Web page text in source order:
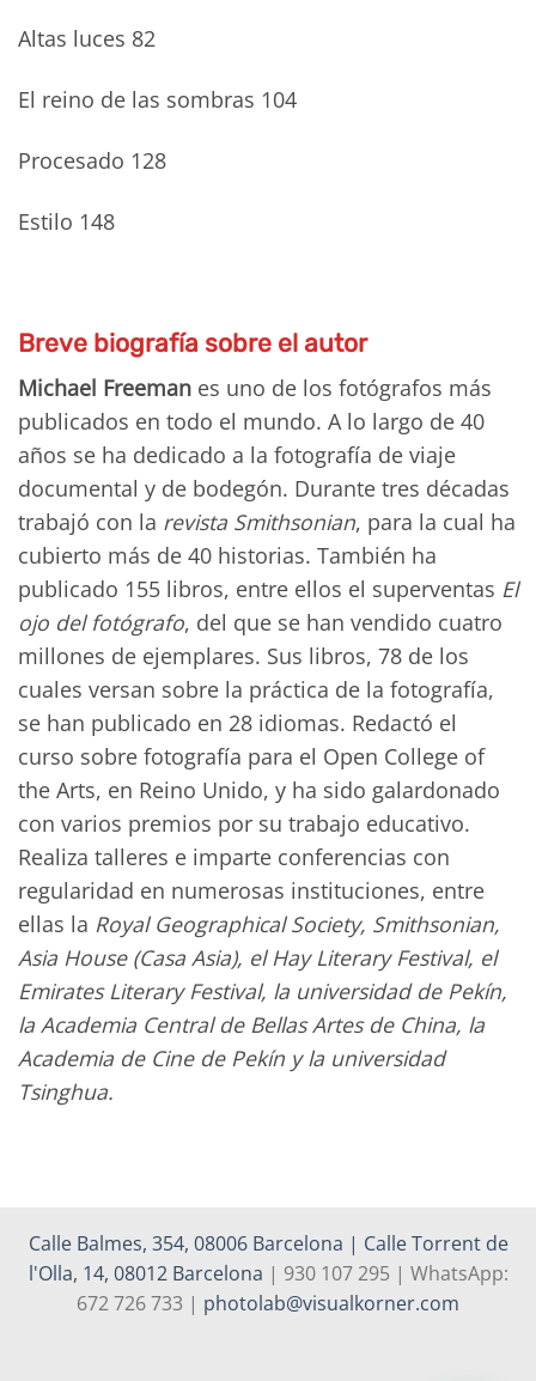
Altas luces 82
El reino de las sombras 104
Procesado 128
Estilo 148
Breve biografía sobre el autor
Michael Freeman es uno de los fotógrafos más
publicados en todo el mundo. A lo largo de 40
años se ha dedicado a la fotografía de viaje
documental y de bodegón. Durante tres décadas
trabajó con la revista Smithsonian, para la cual ha
cubierto más de 40 historias. También ha
publicado 155 libros, entre ellos el superventas El
ojo del fotógrafo, del que se han vendido cuatro
millones de ejemplares. Sus libros, 78 de los
cuales versan sobre la práctica de la fotografía,
se han publicado en 28 idiomas. Redactó el
curso sobre fotografía para el Open College of
the Arts, en Reino Unido, y ha sido galardonado
con varios premios por su trabajo educativo.
Realiza talleres e imparte conferencias con
regularidad en numerosas instituciones, entre
ellas la Royal Geographical Society, Smithsonian,
Asia House (Casa Asia), el Hay Literary Festival, el
Emirates Literary Festival, la universidad de Pekín,
la Academia Central de Bellas Artes de China, la
Academia de Cine de Pekín y la universidad
Tsinghua.
Calle Balmes, 354, 08006 Barcelona | Calle Torrent de
l'Olla, 14, 08012 Barcelona | 930 107 295 | WhatsApp:
672 726 733 | photolab@visualkorner.com